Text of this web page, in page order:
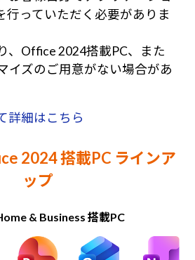
行っていただく必要がありま
、Office 2024搭載PC、また
イズのご用意がない場合があ
詳細はこちら
2024 搭載PC ラインア
ップ
& Business 搭載PC